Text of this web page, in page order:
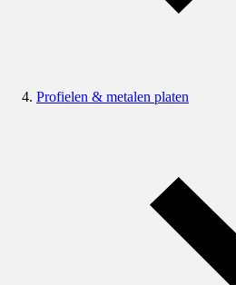
Profielen & metalen platen